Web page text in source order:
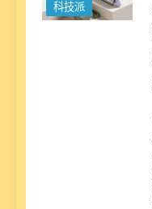
科技派